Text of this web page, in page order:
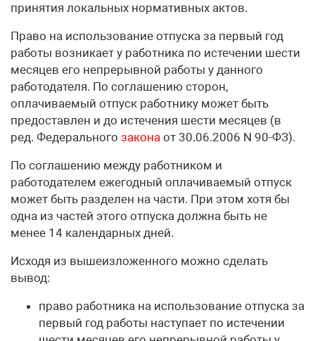
принятия локальных нормативных актов.
Право на использование отпуска за первый год
работы возникает у работника по истечении шести
месяцев его непрерывной работы у данного
работодателя. По соглашению сторон,
оплачиваемый отпуск работнику может быть
предоставлен и до истечения шести месяцев (в
ред. Федерального закона от 30.06.2006 N 90-ФЗ).
По соглашению между работником и
работодателем ежегодный оплачиваемый отпуск
может быть разделен на части. При этом хотя бы
одна из частей этого отпуска должна быть не
менее 14 календарных дней.
Исходя из вышеизложенного можно сделать
вывод:
право работника на использование отпуска за
первый год работы наступает по истечении